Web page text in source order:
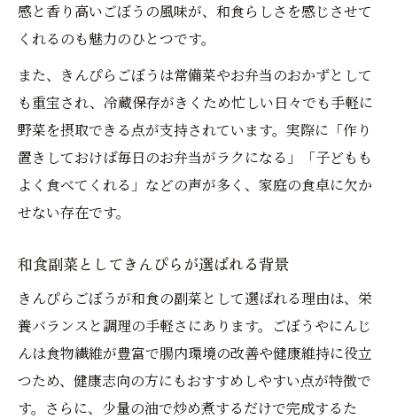
感と香り高いごぼうの風味が、和食らしさを感じさせて
くれるのも魅力のひとつです。
また、きんぴらごぼうは常備菜やお弁当のおかずとして
も重宝され、冷蔵保存がきくため忙しい日々でも手軽に
野菜を摂取できる点が支持されています。実際に「作り
置きしておけば毎日のお弁当がラクになる」「子どもも
よく食べてくれる」などの声が多く、家庭の食卓に欠か
せない存在です。
和食副菜としてきんぴらが選ばれる背景
きんぴらごぼうが和食の副菜として選ばれる理由は、栄
養バランスと調理の手軽さにあります。ごぼうやにんじ
んは食物繊維が豊富で腸内環境の改善や健康維持に役立
つため、健康志向の方にもおすすめしやすい点が特徴で
す。さらに、少量の油で炒め煮するだけで完成するた